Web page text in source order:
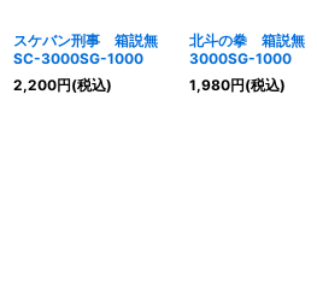
スケバン刑事 箱説無
SC-3000SG-1000
2,200円(税込)
北斗の拳 箱説無
3000SG-1000
1,980円(税込)